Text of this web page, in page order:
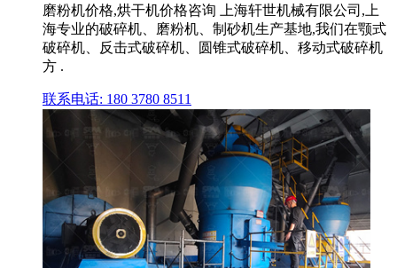
磨粉机价格,烘干机价格咨询 上海轩世机械有限公司,上
海专业的破碎机、磨粉机、制砂机生产基地,我们在颚式
破碎机、反击式破碎机、圆锥式破碎机、移动式破碎机
方 .
联系电话: 180 3780 8511